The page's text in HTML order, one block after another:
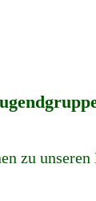
zu unseren